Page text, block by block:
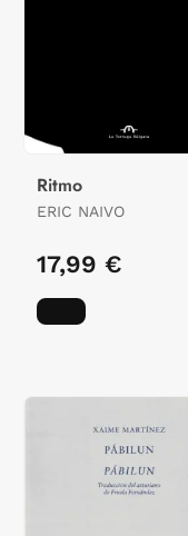
Ritmo
ERIC NAIVO
17,99 €